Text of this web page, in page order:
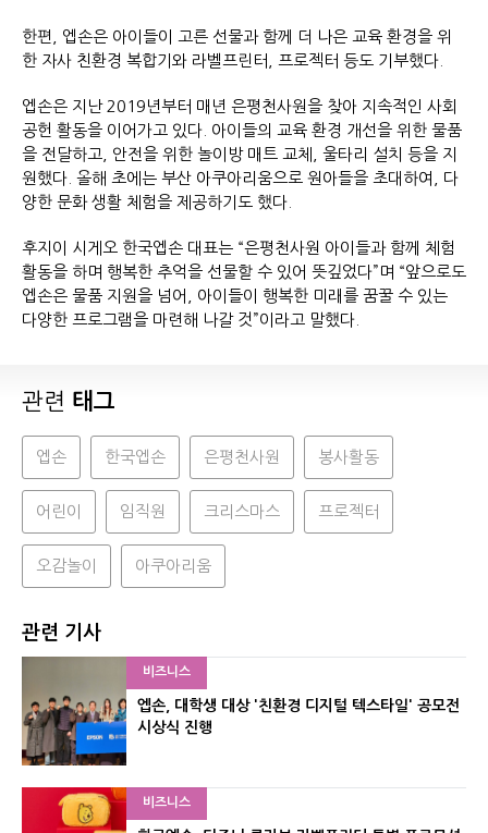
한편, 엡손은 아이들이 고른 선물과 함께 더 나은 교육 환경을 위
한 자사 친환경 복합기와 라벨프린터, 프로젝터 등도 기부했다.
엡손은 지난 2019년부터 매년 은평천사원을 찾아 지속적인 사회
공헌 활동을 이어가고 있다. 아이들의 교육 환경 개선을 위한 물품
을 전달하고, 안전을 위한 놀이방 매트 교체, 울타리 설치 등을 지
원했다. 올해 초에는 부산 아쿠아리움으로 원아들을 초대하여, 다
양한 문화 생활 체험을 제공하기도 했다.
후지이 시게오 한국엡손 대표는 “은평천사원 아이들과 함께 체험
활동을 하며 행복한 추억을 선물할 수 있어 뜻깊었다”며 “앞으로도
엡손은 물품 지원을 넘어, 아이들이 행복한 미래를 꿈꿀 수 있는
다양한 프로그램을 마련해 나갈 것”이라고 말했다.
관련 태그
엡손 한국엡손 은평천사원 봉사활동
어린이 임직원 크리스마스 프로젝터
오감놀이 아쿠아리움
관련 기사
비즈니스
엡손, 대학생 대상 '친환경 디지털 텍스타일' 공모전
시상식 진행
비즈니스